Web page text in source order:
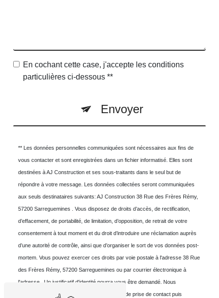
En cochant cette case, j'accepte les conditions
particulières ci-dessous **
Envoyer
** Les données personnelles communiquées sont nécessaires aux fins de
vous contacter et sont enregistrées dans un fichier informatisé. Elles sont
destinées à AJ Construction et ses sous-traitants dans le seul but de
répondre à votre message. Les données collectées seront communiquées
aux seuls destinataires suivants: AJ Construction 38 Rue des Frères Rémy,
57200 Sarreguemines . Vous disposez de droits d’accès, de rectification,
d’effacement, de portabilité, de limitation, d’opposition, de retrait de votre
consentement à tout moment et du droit d’introduire une réclamation auprès
d’une autorité de contrôle, ainsi que d’organiser le sort de vos données post-
mortem. Vous pouvez exercer ces droits par voie postale à l'adresse 38 Rue
des Frères Rémy, 57200 Sarreguemines ou par courrier électronique à
l'adresse . Un justificatif d'identité pourra vous être demandé. Nous
conservons vos données pendant la période de prise de contact puis